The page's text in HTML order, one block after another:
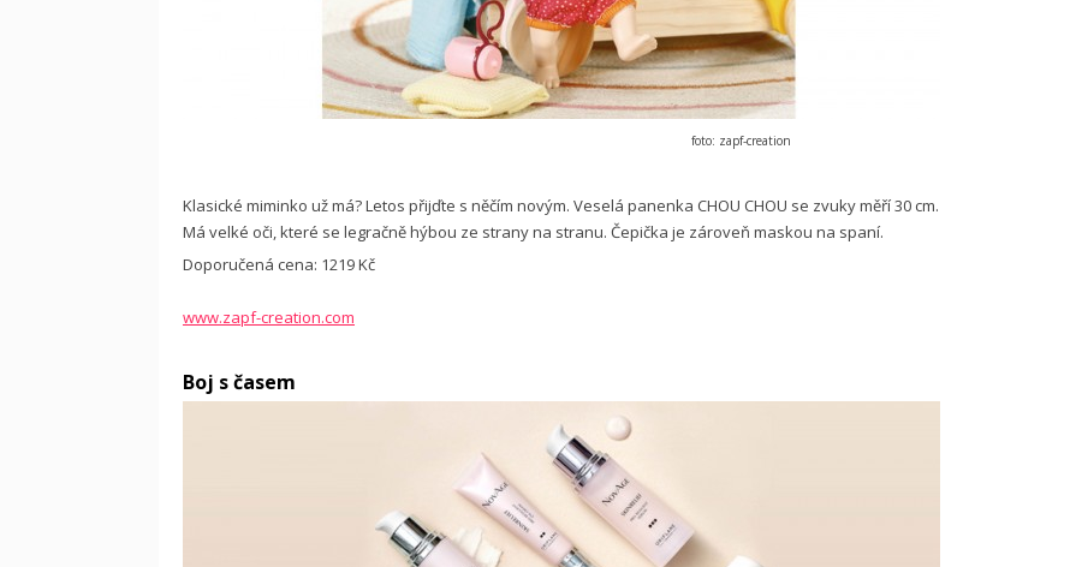
foto: zapf-creation
Klasické miminko už má? Letos přijďte s něčím novým. Veselá panenka CHOU CHOU se zvuky měří 30 cm.
Má velké oči, které se legračně hýbou ze strany na stranu. Čepička je zároveň maskou na spaní.
Doporučená cena: 1219 Kč
www.zapf-creation.com
Boj s časem